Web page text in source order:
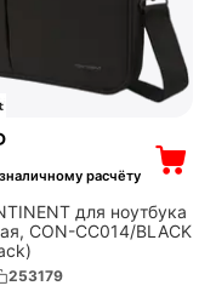
расчёту
для ноутбука
CON-CC014/BLACK
253179